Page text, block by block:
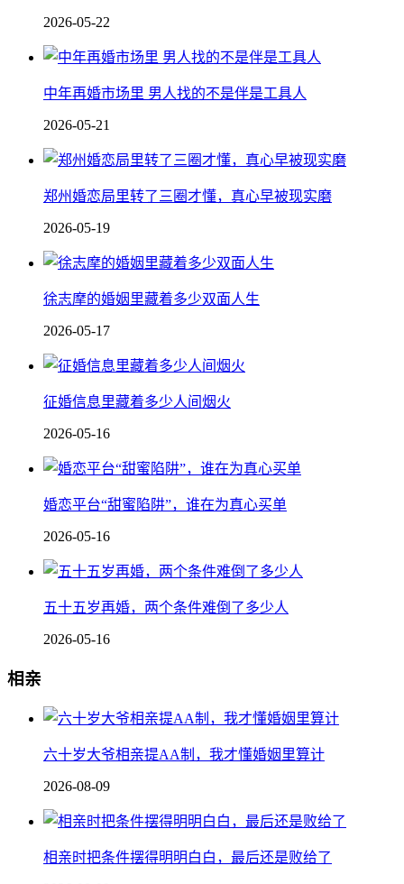
2026-05-22
中年再婚市场里 男人找的不是伴是工具人
2026-05-21
郑州婚恋局里转了三圈才懂，真心早被现实磨
2026-05-19
徐志摩的婚姻里藏着多少双面人生
2026-05-17
征婚信息里藏着多少人间烟火
2026-05-16
婚恋平台“甜蜜陷阱”，谁在为真心买单
2026-05-16
五十五岁再婚，两个条件难倒了多少人
2026-05-16
相亲
六十岁大爷相亲提AA制，我才懂婚姻里算计
2026-08-09
相亲时把条件摆得明明白白，最后还是败给了